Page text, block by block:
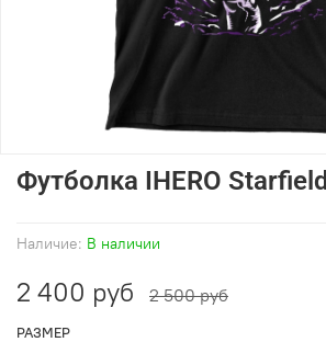
Наличие: В наличии
Футболка IHERO Starfield
2 400 руб 2 500 руб
РАЗМЕР